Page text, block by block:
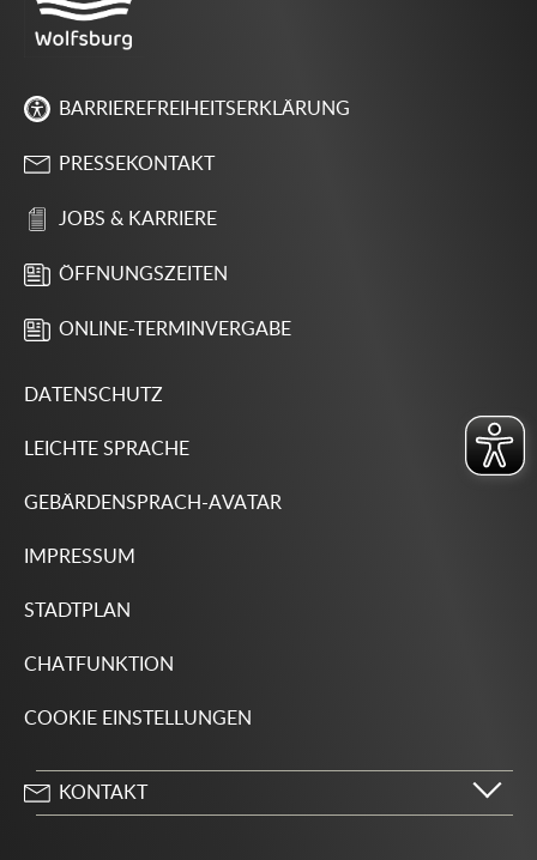
BARRIEREFREIHEITSERKLÄRUNG
PRESSEKONTAKT
JOBS & KARRIERE
ÖFFNUNGSZEITEN
ONLINE-TERMINVERGABE
DATENSCHUTZ
LEICHTE SPRACHE
GEBÄRDENSPRACH-AVATAR
IMPRESSUM
STADTPLAN
CHATFUNKTION
COOKIE EINSTELLUNGEN
KONTAKT